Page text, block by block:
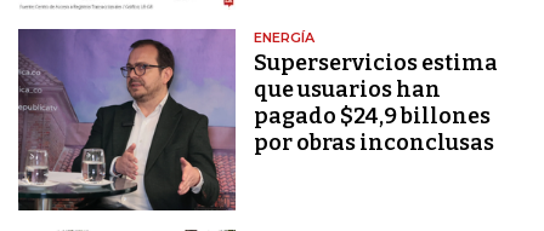
ENERGÍA
Superservicios estima
que usuarios han
pagado $24,9 billones
por obras inconclusas